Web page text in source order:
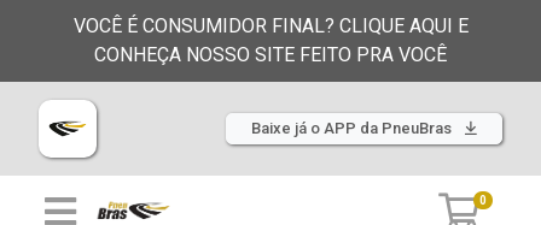
VOCÊ É CONSUMIDOR FINAL? CLIQUE AQUI E
CONHEÇA NOSSO SITE FEITO PRA VOCÊ
Baixe já o APP da PneuBras
0